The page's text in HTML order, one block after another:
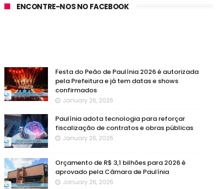
ENCONTRE-NOS NO FACEBOOK
Festa do Peão de Paulínia 2026 é autorizada
pela Prefeitura e já tem datas e shows
confirmados
January 26, 2026
Paulínia adota tecnologia para reforçar
fiscalização de contratos e obras públicas
January 26, 2026
Orçamento de R$ 3,1 bilhões para 2026 é
aprovado pela Câmara de Paulínia
January 26, 2026